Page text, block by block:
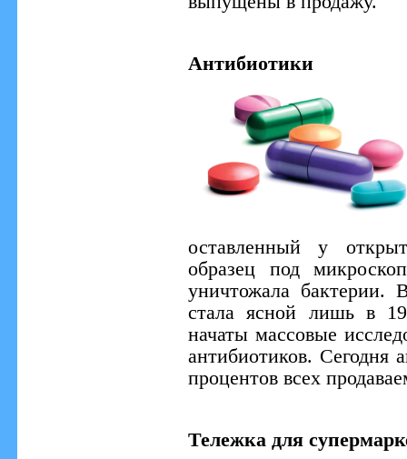
Антибиотики
оставленный у
образец под
уничтожала бактерии.
стала ясной лишь в
начаты массовые
антибиотиков. Сегодня
процентов всех
Тележка для